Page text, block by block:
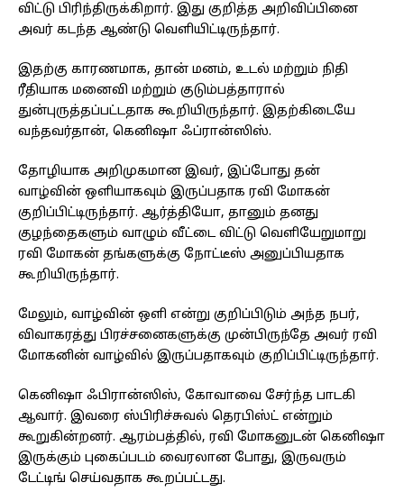
விட்டு பிரிந்திருக்கிறார். இது குறித்த அறிவிப்பினை
அவர் கடந்த ஆண்டு வெளியிட்டிருந்தார்.
இதற்கு காரணமாக, தான் மனம், உடல் மற்றும் நிதி
ரீதியாக மனைவி மற்றும் குடும்பத்தாரால்
துன்புருத்தப்பட்டதாக கூறியிருந்தார். இதற்கிடையே
வந்தவர்தான், கெனிஷா ஃப்ரான்ஸிஸ்.
தோழியாக அறிமுகமான இவர், இப்போது தன்
வாழ்வின் ஒளியாகவும் இருப்பதாக ரவி மோகன்
குறிப்பிட்டிருந்தார். ஆர்த்தியோ, தானும் தனது
குழந்தைகளும் வாழும் வீட்டை விட்டு வெளியேறுமாறு
ரவி மோகன் தங்களுக்கு நோட்டீஸ் அனுப்பியதாக
கூறியிருந்தார்.
மேலும், வாழ்வின் ஒளி என்று குறிப்பிடும் அந்த நபர்,
விவாகரத்து பிரச்சனைகளுக்கு முன்பிருந்தே அவர் ரவி
மோகனின் வாழ்வில் இருப்பதாகவும் குறிப்பிட்டிருந்தார்.
கெனிஷா ஃபிரான்ஸிஸ், கோவாவை சேர்ந்த பாடகி
ஆவார். இவரை ஸ்பிரிச்சுவல் தெரபிஸ்ட் என்றும்
கூறுகின்றனர். ஆரம்பத்தில், ரவி மோகனுடன் கெனிஷா
இருக்கும் புகைப்படம் வைரலான போது, இருவரும்
டேட்டிங் செய்வதாக கூறப்பட்டது.